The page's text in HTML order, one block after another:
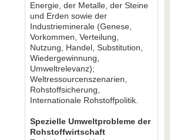
Energie, der Metalle, der Steine
und Erden sowie der
Industrieminerale (Genese,
Vorkommen, Verteilung,
Nutzung, Handel, Substitution,
Wiedergewinnung,
Umweltrelevanz);
Weltressourcenszenarien,
Rohstoffsicherung,
Internationale Rohstoffpolitik.
Spezielle Umweltprobleme der
Rohstoffwirtschaft